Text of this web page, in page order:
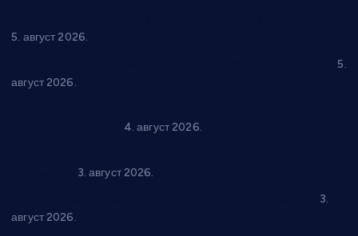
5. август 2026.
5.
август 2026.
4. август 2026.
3. август 2026.
3.
август 2026.